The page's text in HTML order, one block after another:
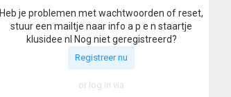
Heb je problemen met wachtwoorden of reset,
stuur een mailtje naar info a p e n staartje
klusidee nl Nog niet geregistreerd?
Registreer nu
or log in via